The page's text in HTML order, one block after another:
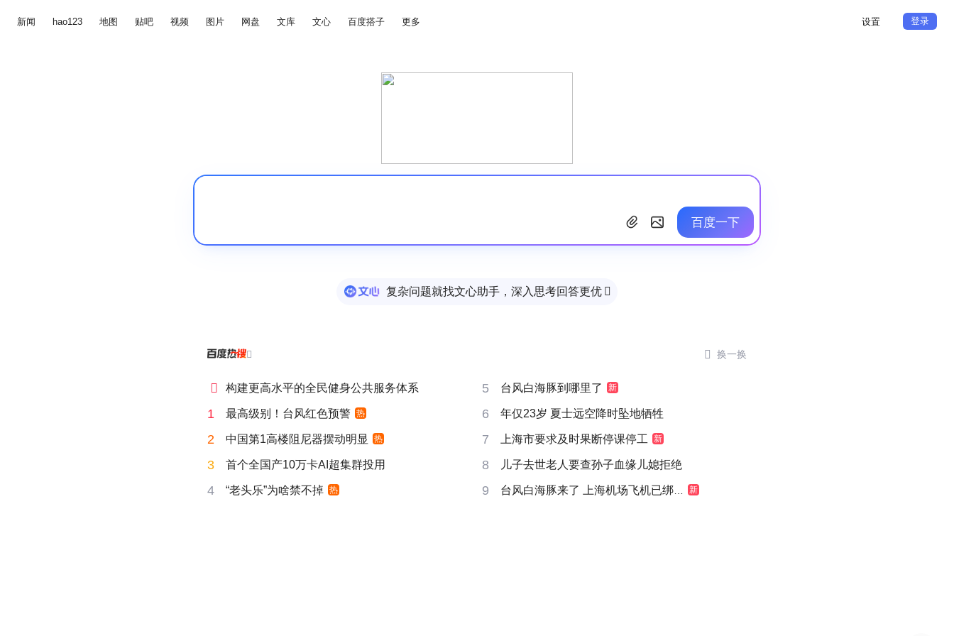
新闻 hao123 地图 贴吧 视频 图片 网盘 文库 文心 百度搭子 更多 设置 登录
百度一下
复杂问题就找文心助手，深入思考回答更优 
  换一换
 构建更高水平的全民健身公共服务体系 5 台风白海豚到哪里了 新
1 最高级别！台风红色预警 热 6 年仅23岁 夏士远空降时坠地牺牲
2 中国第1高楼阻尼器摆动明显 热 7 上海市要求及时果断停课停工 新
3 首个全国产10万卡AI超集群投用 8 儿子去世老人要查孙子血缘儿媳拒绝
4 “老头乐”为啥禁不掉 热 9 台风白海豚来了 上海机场飞机已绑好 新